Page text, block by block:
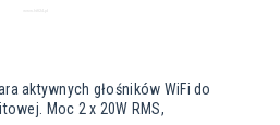
aktywnych głośników WiFi do
Moc 2 x 20W RMS,